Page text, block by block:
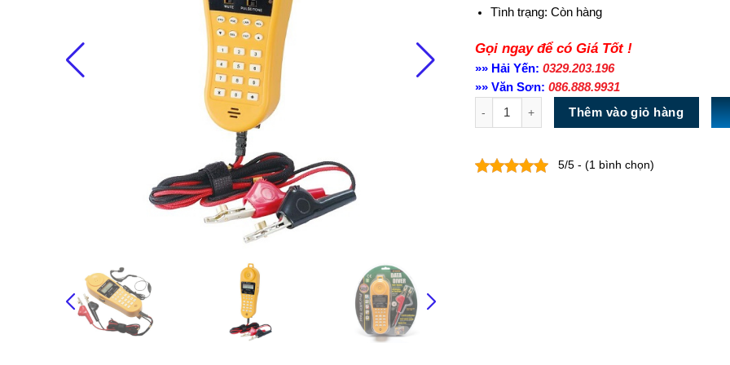
Tình trạng:Còn hàng
Gọi ngay để có Giá Tốt !
»» Hải Yến: 0329.203.196
»» Văn Sơn: 086.888.9931
Số lượng
Thêm vào giỏ hàng
5/5 - (1 bình chọn)